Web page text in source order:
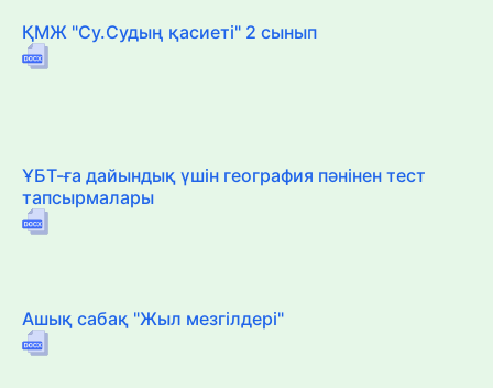
ҚМЖ "Су.Судың қасиеті" 2 сынып
ҰБТ-ға дайындық үшін география пәнінен тест
тапсырмалары
Ашық сабақ "Жыл мезгілдері"